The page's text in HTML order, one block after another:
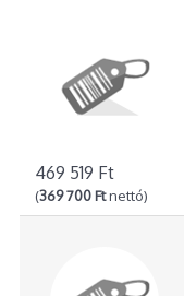
469 519 Ft
(369 700 Ftnettó)